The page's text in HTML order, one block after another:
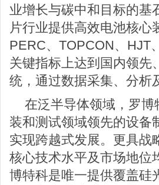
业增长与碳中和目标的基
片行业提供高效电池核心
PERC、TOPCON、HJT
关键指标上达到国内领先
统，通过数据采集、分析
在泛半导体领域，罗
装和测试领域领先的设备
实现跨越式发展。更具战
核心技术水平及市场地位
博特科是唯一提供覆盖硅